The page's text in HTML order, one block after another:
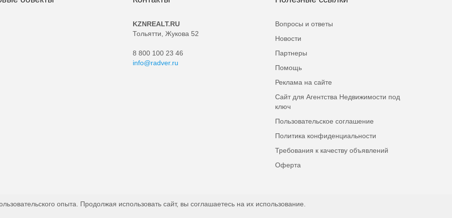
KZNREALT.RU
Тольятти, Жукова 52
8 800 100 23 46
info@radver.ru
Вопросы и ответы
Новости
Партнеры
Помощь
Реклама на сайте
Сайт для Агентства Недвижимости под
ключ
Пользовательское соглашение
Политика конфиденциальности
Требования к качеству объявлений
Оферта
опыта. Продолжая использовать сайт, вы соглашаетесь на их использование.